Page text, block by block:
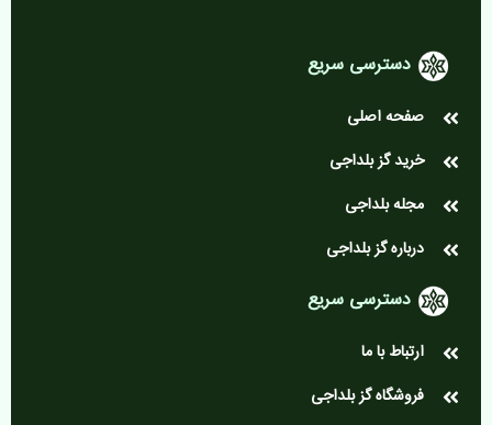
دسترسی سریع
صفحه اصلی
خرید گز بلداجی
مجله بلداجی
درباره گز بلداجی
دسترسی سریع
ارتباط با ما
فروشگاه گز بلداجی